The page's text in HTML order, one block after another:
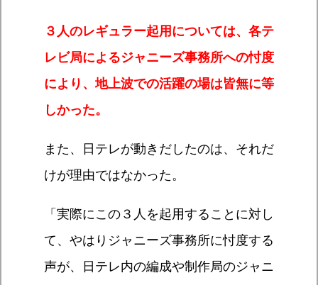
３人のレギュラー起用については、各テ
レビ局によるジャニーズ事務所への忖度
により、地上波での活躍の場は皆無に等
しかった。
また、日テレが動きだしたのは、それだ
けが理由ではなかった。
「実際にこの３人を起用することに対し
て、やはりジャニーズ事務所に忖度する
声が、日テレ内の編成や制作局のジャニ